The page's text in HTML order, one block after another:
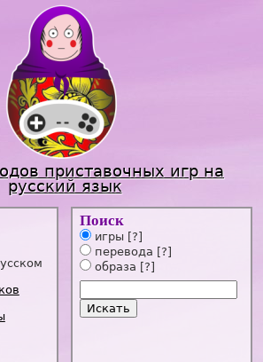
Jump to navigation
приставочных игр на
русский язык
Поиск
игры [?]
перевода [?]
образа [?]